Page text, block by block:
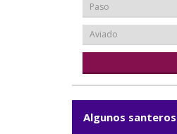
Paso
Aviado
Algunos